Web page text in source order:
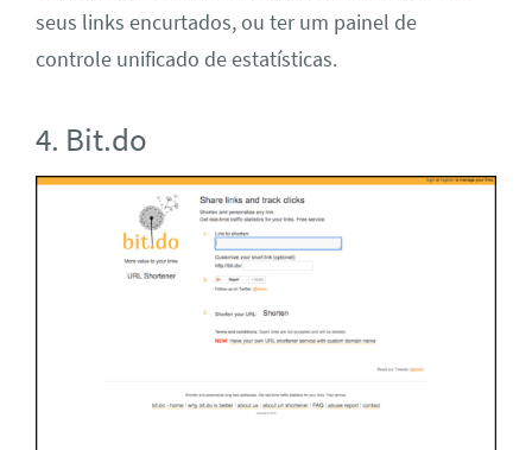
seus links encurtados, ou ter um painel de
controle unificado de estatísticas.
4. Bit.do